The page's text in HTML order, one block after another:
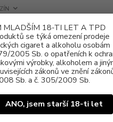
MLADŠÍM 18-TI LET A TPD
se týká omezení prodeje
cigaret a alkoholu osobám
2005 Sb. o opatřeních k
výrobky, alkoholem a
zákonů ve znění
Sb. a č. 305/2009 Sb.
ANO, jsem starší 18-ti let
E-liquid WAY to Vape Cherry
10ml /